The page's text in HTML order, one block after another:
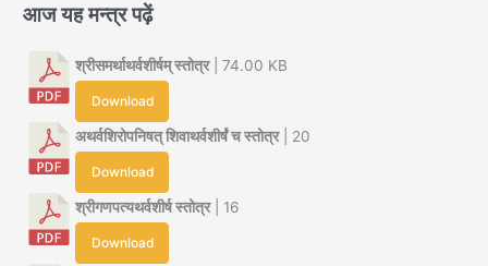
आज यह मन्त्र पढ़ें
श्रीसमर्थाथर्वशीर्षम् स्तोत्र| 74.00 KB
Download
अथर्वशिरोपनिषत् शिवाथर्वशीर्षं च स्तोत्र| 20
Download
श्रीगणपत्यथर्वशीर्ष स्तोत्र| 16
Download